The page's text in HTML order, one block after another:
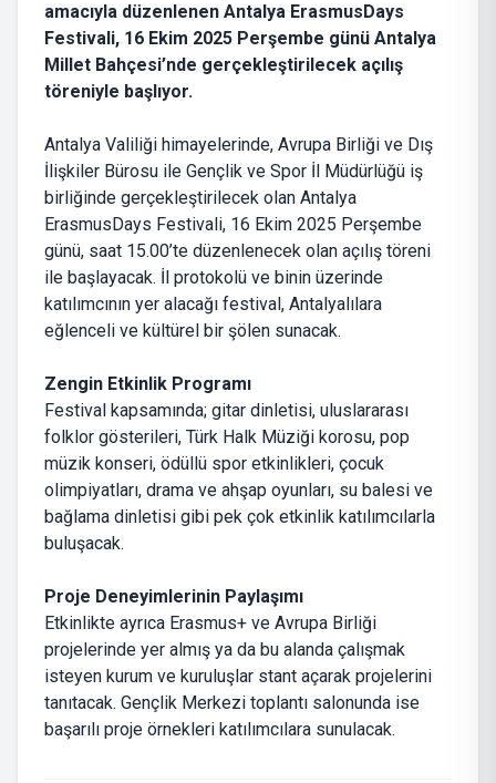
amacıyla düzenlenen Antalya ErasmusDays
Festivali, 16 Ekim 2025 Perşembe günü Antalya
Millet Bahçesi’nde gerçekleştirilecek açılış
töreniyle başlıyor.
Antalya Valiliği himayelerinde, Avrupa Birliği ve Dış
İlişkiler Bürosu ile Gençlik ve Spor İl Müdürlüğü iş
birliğinde gerçekleştirilecek olan Antalya
ErasmusDays Festivali, 16 Ekim 2025 Perşembe
günü, saat 15.00’te düzenlenecek olan açılış töreni
ile başlayacak. İl protokolü ve binin üzerinde
katılımcının yer alacağı festival, Antalyalılara
eğlenceli ve kültürel bir şölen sunacak.
Zengin Etkinlik Programı
Festival kapsamında; gitar dinletisi, uluslararası
folklor gösterileri, Türk Halk Müziği korosu, pop
müzik konseri, ödüllü spor etkinlikleri, çocuk
olimpiyatları, drama ve ahşap oyunları, su balesi ve
bağlama dinletisi gibi pek çok etkinlik katılımcılarla
buluşacak.
Proje Deneyimlerinin Paylaşımı
Etkinlikte ayrıca Erasmus+ ve Avrupa Birliği
projelerinde yer almış ya da bu alanda çalışmak
isteyen kurum ve kuruluşlar stant açarak projelerini
tanıtacak. Gençlik Merkezi toplantı salonunda ise
başarılı proje örnekleri katılımcılara sunulacak.